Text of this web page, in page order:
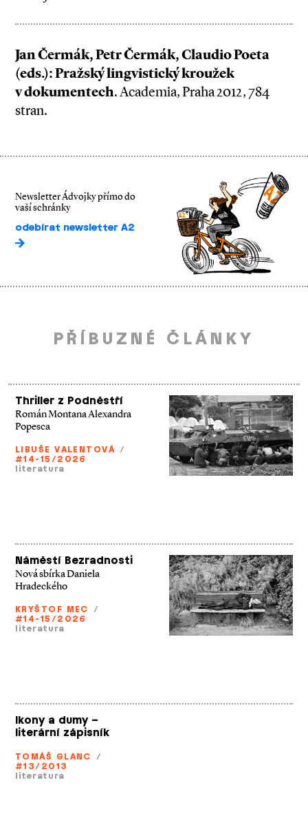
Jan Čermák, Petr Čermák, Claudio Poeta
(eds.): Pražský lingvistický kroužek
v dokumentech. Academia, Praha 2012, 784
stran.
Newsletter Ádvojky přímo do
vaší schránky
odebírat newsletter A2
PŘÍBUZNÉ ČLÁNKY
Thriller z Podněstří
Román Montana Alexandra
Popesca
LIBUŠE VALENTOVÁ /
#14-15/2026
literatura
Náměstí Bezradnosti
Nová sbírka Daniela
Hradeckého
KRYŠTOF MEC /
#14-15/2026
literatura
Ikony a dumy –
literární zápisník
TOMÁŠ GLANC /
#13/2013
literatura